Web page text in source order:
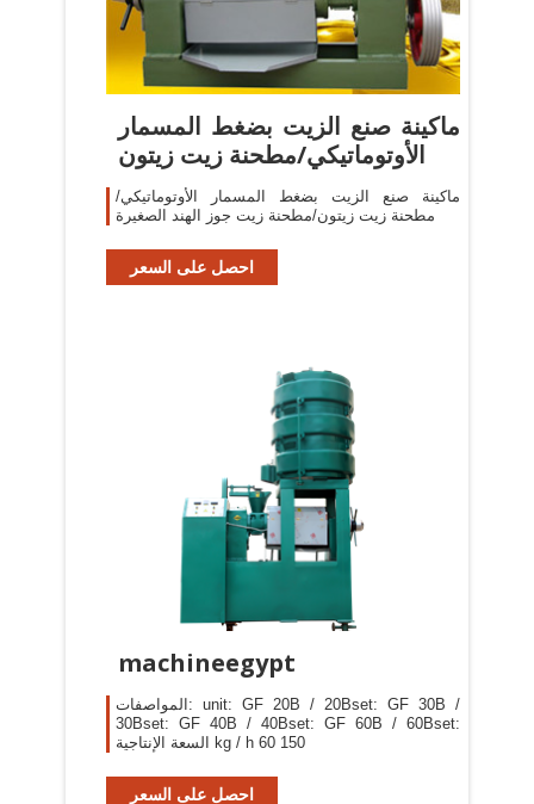
ماكينة صنع الزيت بضغط المسمار
الأوتوماتيكي/مطحنة زيت زيتون
ماكينة صنع الزيت بضغط المسمار الأوتوماتيكي/
مطحنة زيت زيتون/مطحنة زيت جوز الهند الصغيرة
احصل على السعر
machineegypt
المواصفات: unit: GF 20B / 20Bset: GF 30B /
30Bset: GF 40B / 40Bset: GF 60B / 60Bset:
السعة الإنتاجية kg / h 60 150
احصل على السعر